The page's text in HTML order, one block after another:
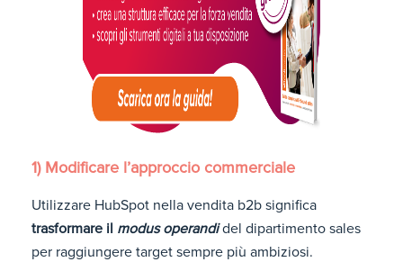
1) Modificare l’approccio commerciale
Utilizzare HubSpot nella vendita b2b significa
trasformare il modus operandi del dipartimento sales
per raggiungere target sempre più ambiziosi.